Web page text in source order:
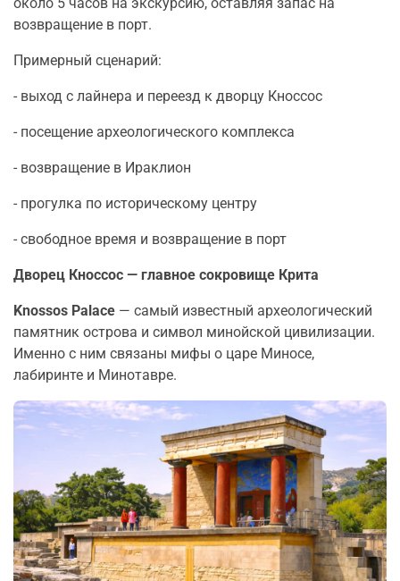
возвращение в порт.
Примерный сценарий:
- выход с лайнера и переезд к дворцу Кноссос
- посещение археологического комплекса
- возвращение в Ираклион
- прогулка по историческому центру
- свободное время и возвращение в порт
Дворец Кноссос — главное сокровище Крита
Knossos Palace — самый известный археологический
памятник острова и символ минойской цивилизации.
Именно с ним связаны мифы о царе Миносе,
лабиринте и Минотавре.